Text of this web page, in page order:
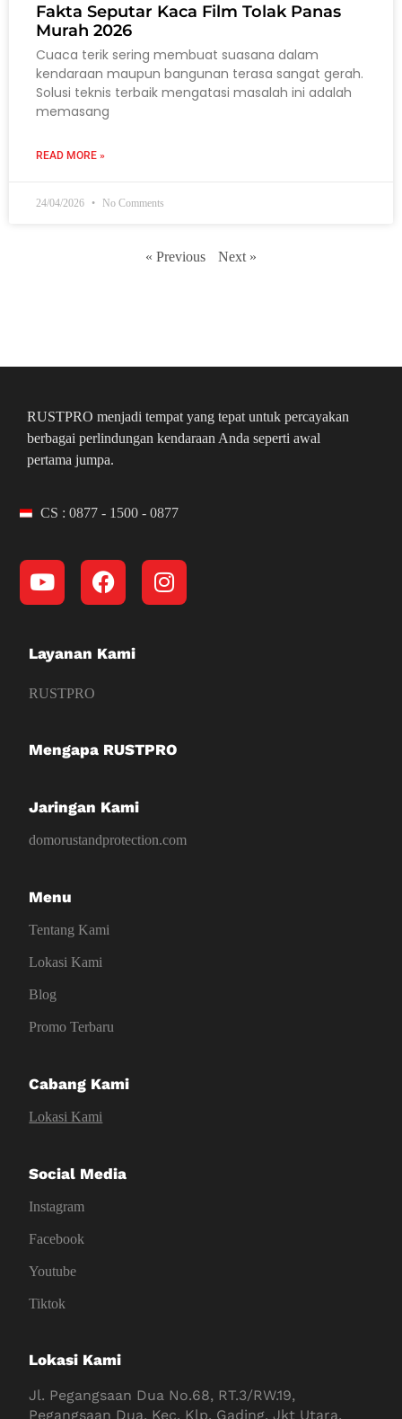
Fakta Seputar Kaca Film Tolak Panas
Murah 2026
Cuaca terik sering membuat suasana dalam
kendaraan maupun bangunan terasa sangat gerah.
Solusi teknis terbaik mengatasi masalah ini adalah
memasang
READ MORE »
24/04/2026 No Comments
« Previous Next »
RUSTPRO menjadi tempat yang tepat untuk percayakan
berbagai perlindungan kendaraan Anda seperti awal
pertama jumpa.
CS : 0877 - 1500 - 0877
Layanan Kami
RUSTPRO
Mengapa RUSTPRO
Jaringan Kami
domorustandprotection.com
Menu
Tentang Kami
Lokasi Kami
Blog
Promo Terbaru
Cabang Kami
Lokasi Kami
Social Media
Instagram
Facebook
Youtube
Tiktok
Lokasi Kami
Jl. Pegangsaan Dua No.68, RT.3/RW.19,
Pegangsaan Dua, Kec. Klp. Gading, Jkt Utara,